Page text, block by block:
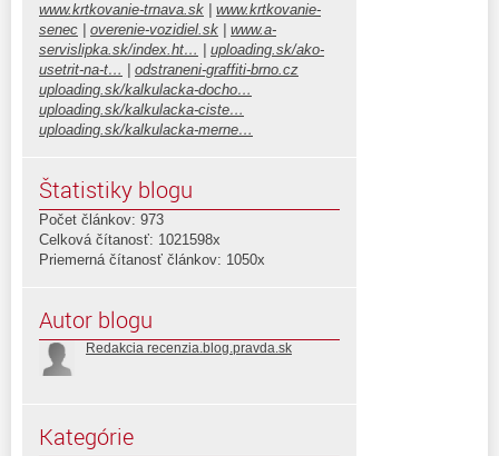
www.krtkovanie-trnava.sk
www.krtkovanie-
senec
overenie-vozidiel.sk
www.a-
servislipka.sk/index.ht…
uploading.sk/ako-
usetrit-na-t…
odstraneni-graffiti-brno.cz
uploading.sk/kalkulacka-docho…
uploading.sk/kalkulacka-ciste…
uploading.sk/kalkulacka-merne…
Štatistiky blogu
Počet článkov: 973
Celková čítanosť: 1021598x
Priemerná čítanosť článkov: 1050x
Autor blogu
Redakcia recenzia.blog.pravda.sk
Kategórie